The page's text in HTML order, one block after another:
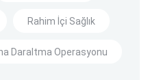
Rahim İçi Sağlık
Daraltma Operasyonu